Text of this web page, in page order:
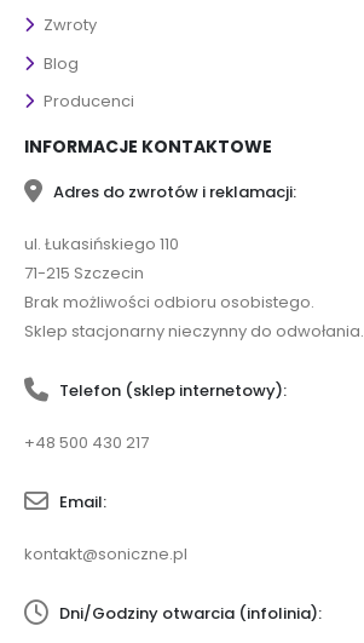
Zwroty
Blog
Producenci
INFORMACJE KONTAKTOWE
Adres do zwrotów i reklamacji:
ul. Łukasińskiego 110
71-215 Szczecin
Brak możliwości odbioru osobistego.
Sklep stacjonarny nieczynny do odwołania.
Telefon (sklep internetowy):
+48 500 430 217
Email:
kontakt@soniczne.pl
Dni/Godziny otwarcia (infolinia):